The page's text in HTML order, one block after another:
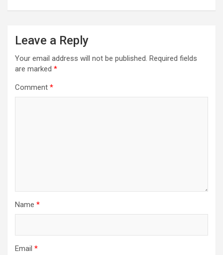
Leave a Reply
Your email address will not be published. Required fields
are marked *
Comment *
Name *
Email *